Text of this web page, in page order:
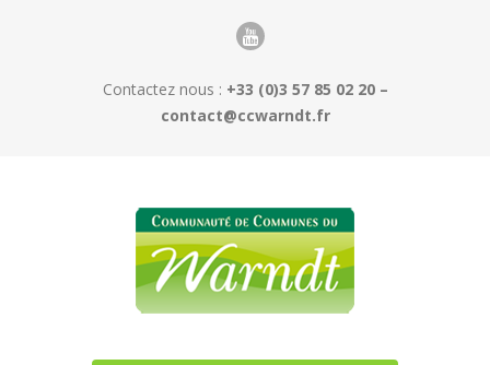
Contactez nous : +33 (0)3 57 85 02 20 –
contact@ccwarndt.fr